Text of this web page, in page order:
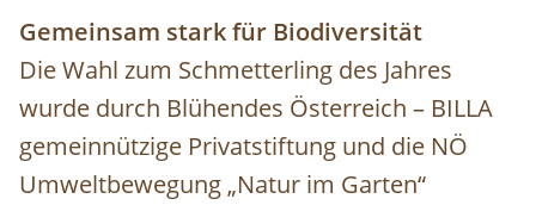
Gemeinsam stark für Biodiversität
Die Wahl zum Schmetterling des Jahres
wurde durch Blühendes Österreich – BILLA
gemeinnützige Privatstiftung und die NÖ
Umweltbewegung „Natur im Garten“